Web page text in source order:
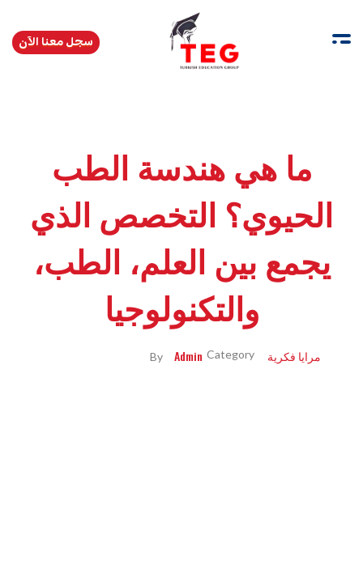
سجل معنا الآن
ما هي هندسة الطب
الحيوي؟ التخصص الذي
يجمع بين العلم، الطب،
والتكنولوجيا
By Admin مرايا فكرية